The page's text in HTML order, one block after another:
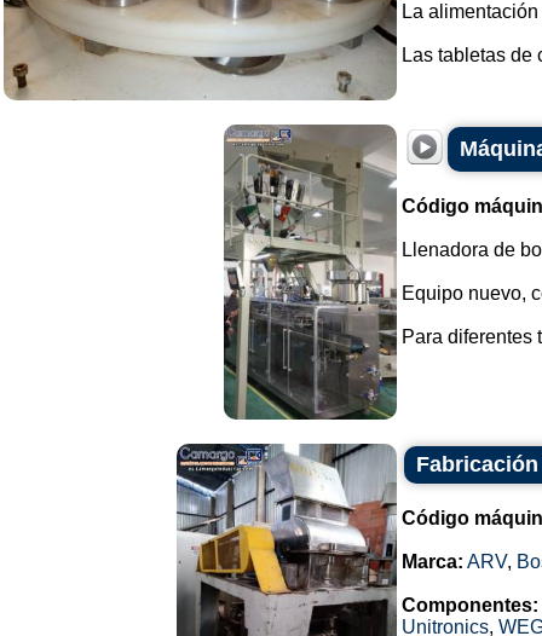
La
Las tabletas de
Código
Llenadora de
Equipo nuevo,
Para diferentes
Código
Marca: ARV,
Componentes:
Unitronics,